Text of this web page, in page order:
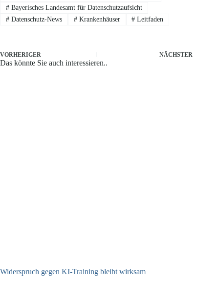
#Bayerisches Landesamt für Datenschutzaufsicht
#Datenschutz-News #Krankenhäuser # Leitfaden
VORHERIGER NÄCHSTER
Das könnte Sie auch interessieren..
Widerspruch gegen KI-Training bleibt wirksam